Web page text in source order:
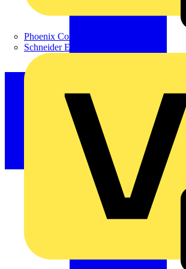
Phoenix Contact
Schneider Electric